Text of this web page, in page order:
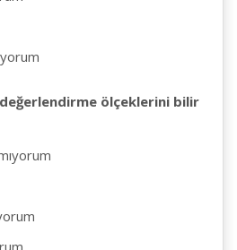
değerlendirme ölçeklerini bilir